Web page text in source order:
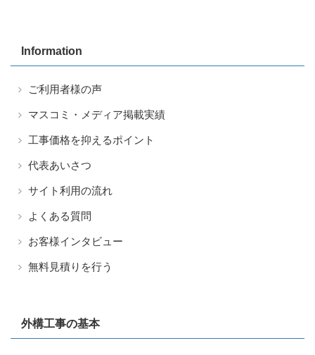
Information
ご利用者様の声
マスコミ・メディア掲載実績
工事価格を抑えるポイント
代表あいさつ
サイト利用の流れ
よくある質問
お客様インタビュー
無料見積りを行う
外構工事の基本